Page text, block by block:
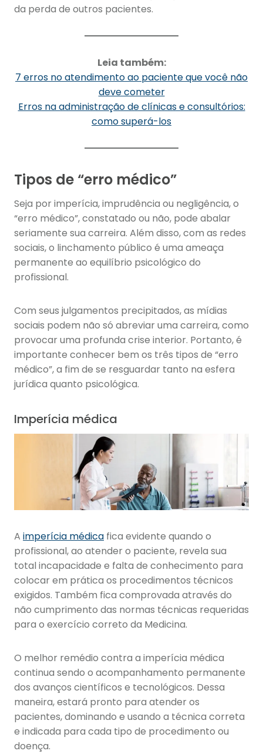
da perda de outros pacientes.
Leia também:
7 erros no atendimento ao paciente que você não
deve cometer
Erros na administração de clínicas e consultórios:
como superá-los
Tipos de “erro médico”
Seja por imperícia, imprudência ou negligência, o
“erro médico”, constatado ou não, pode abalar
seriamente sua carreira. Além disso, com as redes
sociais, o linchamento público é uma ameaça
permanente ao equilíbrio psicológico do
profissional.
Com seus julgamentos precipitados, as mídias
sociais podem não só abreviar uma carreira, como
provocar uma profunda crise interior. Portanto, é
importante conhecer bem os três tipos de “erro
médico”, a fim de se resguardar tanto na esfera
jurídica quanto psicológica.
Imperícia médica
A imperícia médica fica evidente quando o
profissional, ao atender o paciente, revela sua
total incapacidade e falta de conhecimento para
colocar em prática os procedimentos técnicos
exigidos. Também fica comprovada através do
não cumprimento das normas técnicas requeridas
para o exercício correto da Medicina.
O melhor remédio contra a imperícia médica
continua sendo o acompanhamento permanente
dos avanços científicos e tecnológicos. Dessa
maneira, estará pronto para atender os
pacientes, dominando e usando a técnica correta
e indicada para cada tipo de procedimento ou
doença.